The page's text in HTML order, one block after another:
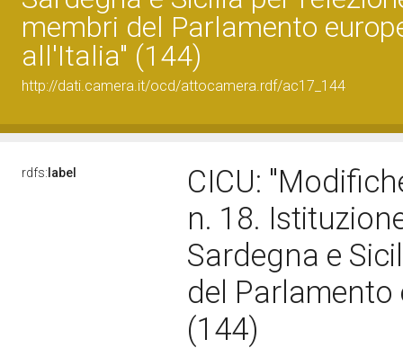
membri del Parlamento
all'Italia" (144)
http://dati.camera.it/ocd/attocamera.rdf/ac17_144
rdfs: label
CICU:
n. 18.
Sardegna e
del
(144)